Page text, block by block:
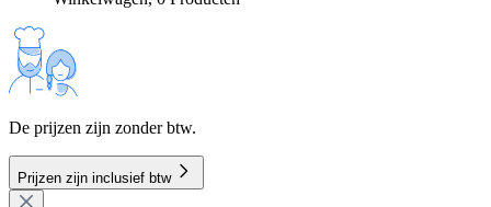
De prijzen zijn zonder btw.
Prijzen zijn inclusief btw